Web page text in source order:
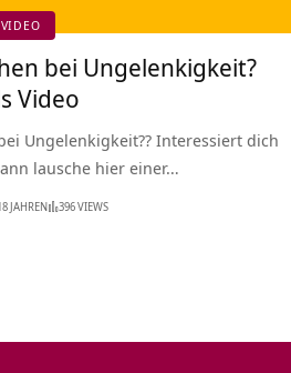
VIDEO
bei Ungelenkigkeit?
Video
Ungelenkigkeit?? Interessiert dich
lausche hier einer…
JAHREN 396 VIEWS